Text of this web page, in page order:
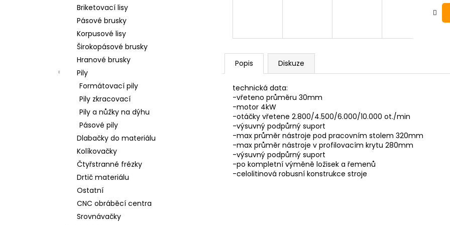
Briketovací lisy
Pásové brusky
Korpusové lisy
Širokopásové brusky
Hranové brusky
Pily
Formátovací pily
Pily zkracovací
Pily a nůžky na dýhu
Pásové pily
Dlabačky do materiálu
Kolíkovačky
Čtyřstranné frézky
Drtič materiálu
Ostatní
CNC obráběcí centra
Srovnávačky
Popis Diskuze
technická data:
-vřeteno průměru 30mm
-motor 4kW
-otáčky vřetene 2.800/4.500/6.000/10.000 ot./min
-výsuvný podpůrný suport
-max průměr nástroje pod pracovním stolem 320mm
-max průměr nástroje v profilovacím krytu 280mm
-výsuvný podpůrný suport
-po kompletní výměně ložisek a řemenů
-celolitinová robusní konstrukce stroje